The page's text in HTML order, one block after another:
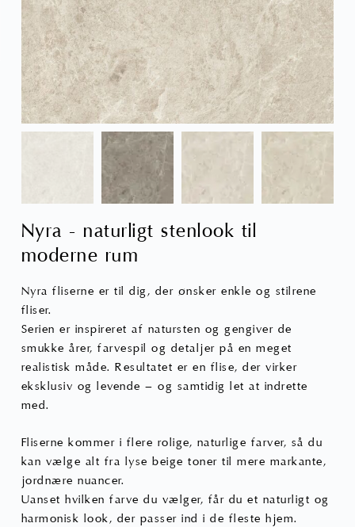
Nyra - naturligt stenlook til
moderne rum
Nyra fliserne er til dig, der ønsker enkle og stilrene
fliser.
Serien er inspireret af natursten og gengiver de
smukke årer, farvespil og detaljer på en meget
realistisk måde. Resultatet er en flise, der virker
eksklusiv og levende – og samtidig let at indrette
med.
Fliserne kommer i flere rolige, naturlige farver, så du
kan vælge alt fra lyse beige toner til mere markante,
jordnære nuancer.
Uanset hvilken farve du vælger, får du et naturligt og
harmonisk look, der passer ind i de fleste hjem.
varesiden